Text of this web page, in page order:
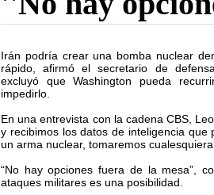
Irán podría crear una bomba nuclear
rápido, afirmó el secretario de
excluyó que Washington pueda
impedirlo.
En una entrevista con la cadena CBS,
y recibimos los datos de inteligencia que
un arma nuclear, tomaremos
“No hay opciones fuera de la mesa”,
ataques militares es una posibilidad.